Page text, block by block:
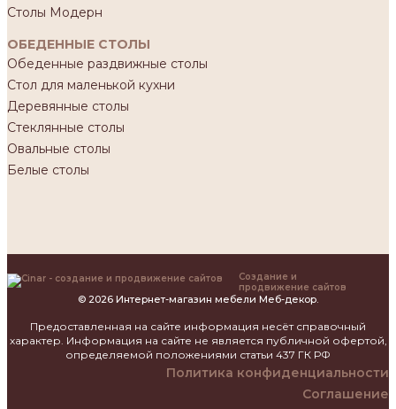
Столы Модерн
ОБЕДЕННЫЕ СТОЛЫ
Обеденные раздвижные столы
Стол для маленькой кухни
Деревянные столы
Стеклянные столы
Овальные столы
Белые столы
Создание и
продвижение сайтов
© 2026 Интернет-магазин мебели Меб-декор.
Предоставленная на сайте информация несёт справочный
характер. Информация на сайте не является публичной офертой,
определяемой положениями статьи 437 ГК РФ
Политика конфиденциальности
Соглашение